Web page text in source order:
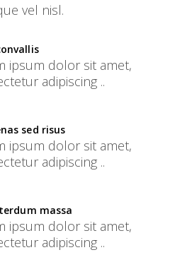
vel nisl.
ipsum dolor sit amet,
adipiscing ..
sed risus
ipsum dolor sit amet,
adipiscing ..
massa
ipsum dolor sit amet,
adipiscing ..